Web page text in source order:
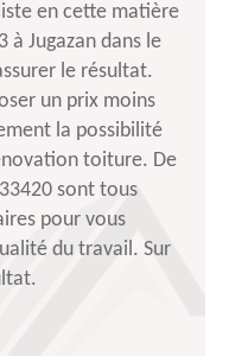
en cette matière
à Jugazan dans le
le résultat.
un prix moins
la possibilité
toiture. De
sont tous
pour vous
du travail. Sur